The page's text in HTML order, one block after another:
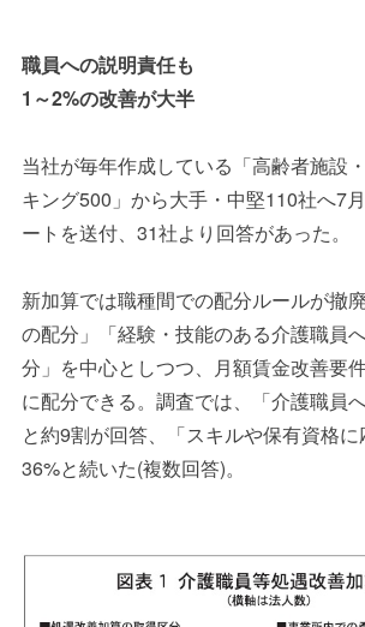
職員への説明責任も
1～2%の改善が大半
当社が毎年作成している「高齢者施設
キング500 」から大手・中堅110社へ7
ートを送付、 31社より回答があった。
新加算では職種間での配分ルールが撤
の配分」「経験・技能のある介護職員
分」を中心としつつ、月額賃金改善要
に配分できる。調査では、「介護職員
と約9割が回答、「スキルや保有資格
36%と続いた(複数回答)。